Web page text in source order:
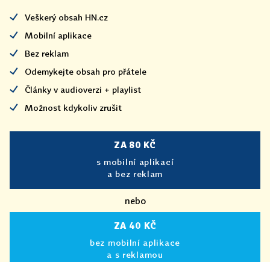
Veškerý obsah HN.cz
Mobilní aplikace
Bez reklam
Odemykejte obsah pro přátele
Články v audioverzi + playlist
Možnost kdykoliv zrušit
ZA 80 KČ
s mobilní aplikací
a bez reklam
nebo
ZA 40 KČ
bez mobilní aplikace
a s reklamou